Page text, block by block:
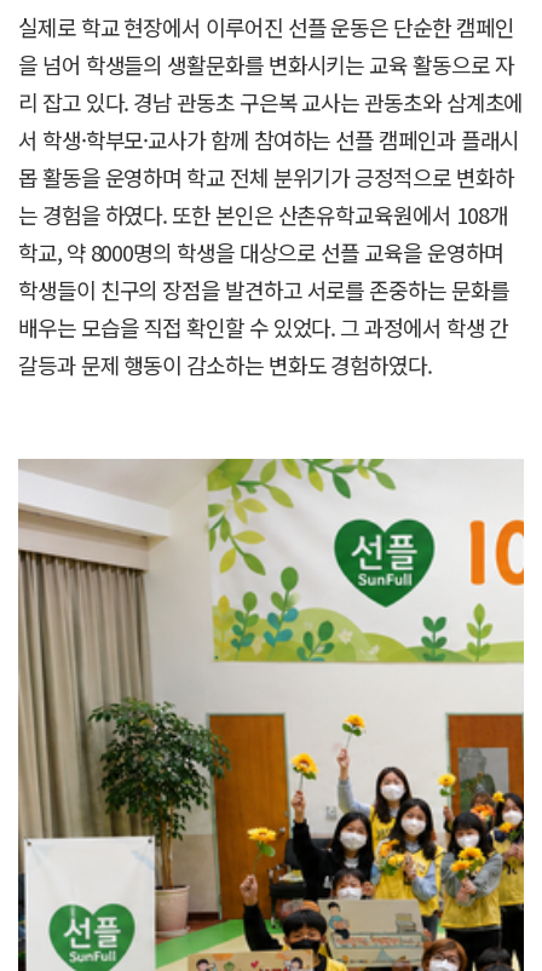
실제로 학교 현장에서 이루어진 선플 운동은 단순한 캠페인
을 넘어 학생들의 생활문화를 변화시키는 교육 활동으로 자
리 잡고 있다. 경남 관동초 구은복 교사는 관동초와 삼계초에
서 학생·학부모·교사가 함께 참여하는 선플 캠페인과 플래시
몹 활동을 운영하며 학교 전체 분위기가 긍정적으로 변화하
는 경험을 하였다. 또한 본인은 산촌유학교육원에서 108개
학교, 약 8000명의 학생을 대상으로 선플 교육을 운영하며
학생들이 친구의 장점을 발견하고 서로를 존중하는 문화를
배우는 모습을 직접 확인할 수 있었다. 그 과정에서 학생 간
갈등과 문제 행동이 감소하는 변화도 경험하였다.